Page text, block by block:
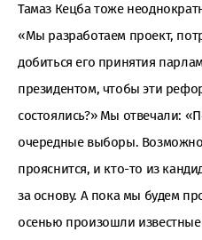
Тамаз Кецба тоже
«Мы разработаем проект,
добиться его принятия
президентом, чтобы эти
состоялись?» Мы отвечали:
очередные выборы.
прояснится, и кто-то из
за основу. А пока мы будем
осенью произошли